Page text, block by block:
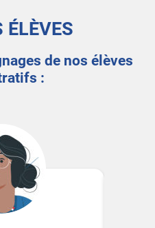
ÉLÈVES
de nos élèves
: